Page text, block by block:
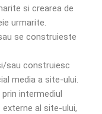
si crearea de
urmarite.
se construieste
sau construiesc
media a site-ului.
intermediul
al site-ului,